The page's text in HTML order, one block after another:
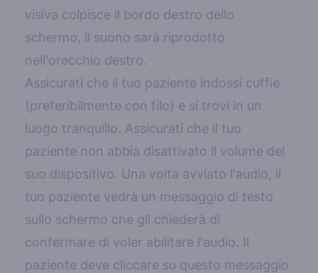
visiva colpisce il bordo destro dello
schermo, il suono sarà riprodotto
nell'orecchio destro.
Assicurati che il tuo paziente indossi cuffie
(preferibilmente con filo) e si trovi in un
luogo tranquillo. Assicurati che il tuo
paziente non abbia disattivato il volume del
suo dispositivo. Una volta avviato l'audio, il
tuo paziente vedrà un messaggio di testo
sullo schermo che gli chiederà di
confermare di voler abilitare l'audio. Il
paziente deve cliccare su questo messaggio